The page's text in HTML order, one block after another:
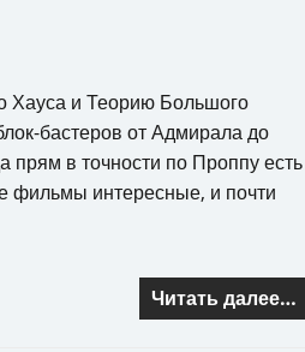
Хауса и Теорию Большого
бастеров от Адмирала до
в точности по Проппу есть
фильмы интересные, и почти
Читать далее…